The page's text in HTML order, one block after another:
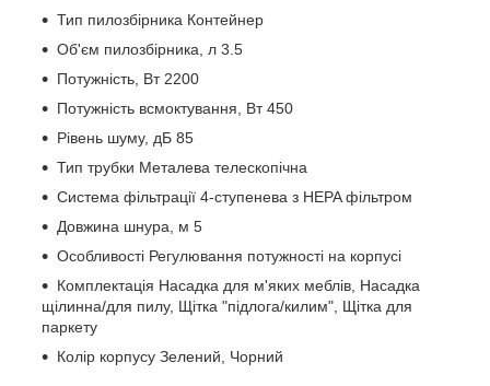
Тип пилозбірника Контейнер
Об'єм пилозбірника, л 3.5
Потужність, Вт 2200
Потужність всмоктування, Вт 450
Рівень шуму, дБ 85
Тип трубки Металева телескопічна
Система фільтрації 4-ступенева з HEPA фільтром
Довжина шнура, м 5
Особливості Регулювання потужності на корпусі
Комплектація Насадка для м'яких меблів, Насадка
щілинна/для пилу, Щітка "підлога/килим", Щітка для
паркету
Колір корпусу Зелений, Чорний